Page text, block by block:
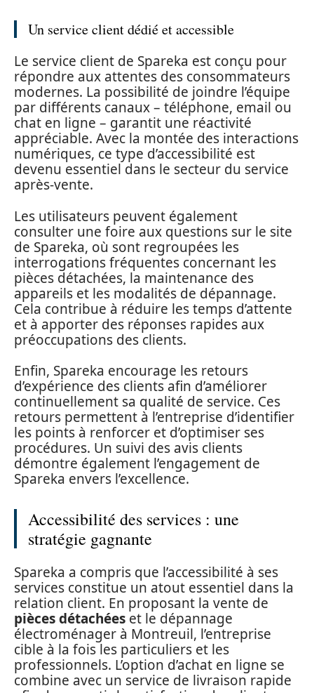
Un service client dédié et accessible
Le service client de Spareka est conçu pour
répondre aux attentes des consommateurs
modernes. La possibilité de joindre l’équipe
par différents canaux – téléphone, email ou
chat en ligne – garantit une réactivité
appréciable. Avec la montée des interactions
numériques, ce type d’accessibilité est
devenu essentiel dans le secteur du service
après-vente.
Les utilisateurs peuvent également
consulter une foire aux questions sur le site
de Spareka, où sont regroupées les
interrogations fréquentes concernant les
pièces détachées, la maintenance des
appareils et les modalités de dépannage.
Cela contribue à réduire les temps d’attente
et à apporter des réponses rapides aux
préoccupations des clients.
Enfin, Spareka encourage les retours
d’expérience des clients afin d’améliorer
continuellement sa qualité de service. Ces
retours permettent à l’entreprise d’identifier
les points à renforcer et d’optimiser ses
procédures. Un suivi des avis clients
démontre également l’engagement de
Spareka envers l’excellence.
Accessibilité des services : une
stratégie gagnante
Spareka a compris que l’accessibilité à ses
services constitue un atout essentiel dans la
relation client. En proposant la vente de
pièces détachées et le dépannage
électroménager à Montreuil, l’entreprise
cible à la fois les particuliers et les
professionnels. L’option d’achat en ligne se
combine avec un service de livraison rapide